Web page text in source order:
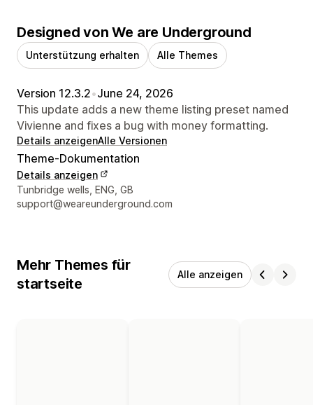
Designed von We are Underground
Unterstützung erhalten Alle Themes
Version 12.3.2•June 24, 2026
This update adds a new theme listing preset named
Vivienne and fixes a bug with money formatting.
Details anzeigenAlle Versionen
Theme-Dokumentation
Details anzeigen
Designer-Kontaktdaten
Tunbridge wells, ENG, GB
support@weareunderground.com
Mehr Themes für
startseite
Alle anzeigen